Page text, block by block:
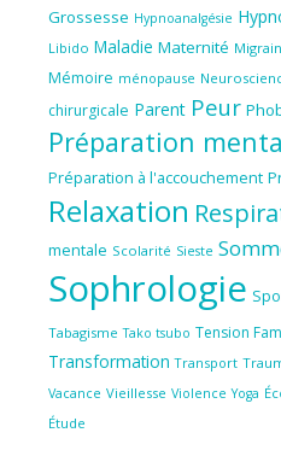
Grossesse Hypnoanalgésie
Libido Maladie Maternité
Mémoire ménopause
chirurgicale Parent Peur
Préparation
Préparation à l'accouchement
Relaxation
mentale Scolarité Sieste
Sophrologie
Tabagisme Tako tsubo Tension
Transformation Transport
Vacance Vieillesse Violence Yoga
Étude